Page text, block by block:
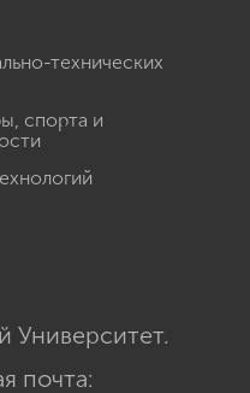
технических
спорта и
почта: